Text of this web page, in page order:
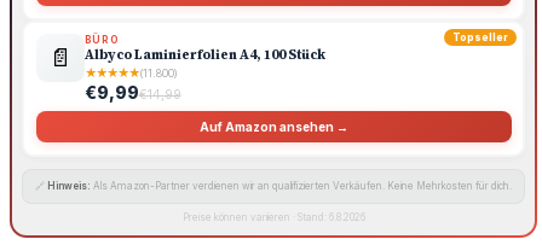
Topseller
📄
BÜRO
Albyco Laminierfolien A4, 100 Stück
★★★★★(11.800)
€9,99€14,99
Auf Amazon ansehen →
🔗 Hinweis: Als Amazon-Partner verdienen wir an qualifizierten Verkäufen. Keine Mehrkosten für dich.
Preise können variieren · Stand: 6.8.2026